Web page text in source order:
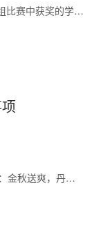
比赛中获奖的学生
千年神画 传东方
校庆祝新中国成
真务实”作业抽检
金秋送爽，丹桂